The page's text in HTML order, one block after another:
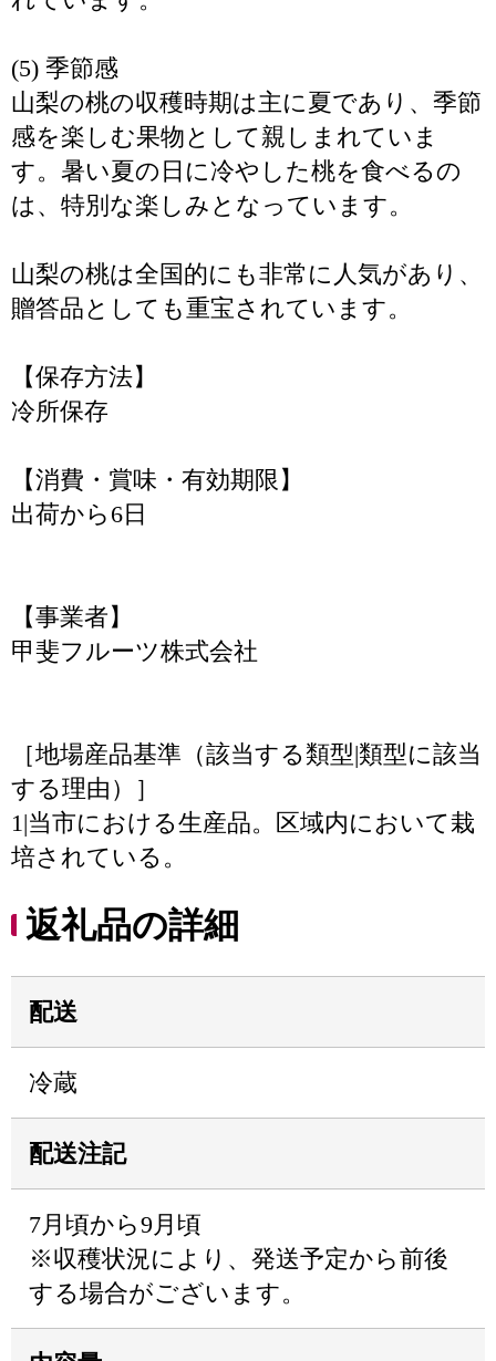
(5) 季節感
山梨の桃の収穫時期は主に夏であり、季節
感を楽しむ果物として親しまれていま
す。暑い夏の日に冷やした桃を食べるの
は、特別な楽しみとなっています。
山梨の桃は全国的にも非常に人気があり、
贈答品としても重宝されています。
【保存方法】
冷所保存
【消費・賞味・有効期限】
出荷から6日
【事業者】
甲斐フルーツ株式会社
［地場産品基準（該当する類型|類型に該当
する理由）］
1|当市における生産品。区域内において栽
培されている。
返礼品の詳細
配送
冷蔵
配送注記
7月頃から9月頃
※収穫状況により、発送予定から前後
する場合がございます。